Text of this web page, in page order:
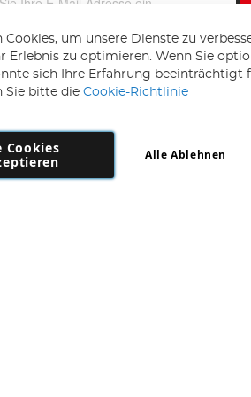
Copyright 1997 - 2026 AD NL B.V. Alle
B.V Dirk Hartogweg 14 DC1 Unit 5 5928LV
Cookies, um unsere Dienste zu
Erlebnis zu optimieren. Wenn Sie
sich Ihre Erfahrung beeinträchtigt
Sie bitte die Cookie-Richtlinie
Cookies
Alle Ablehnen